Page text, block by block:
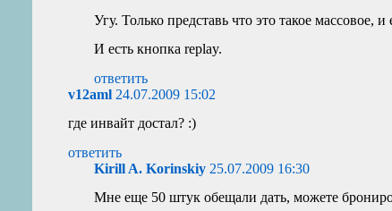
Угу. Только представь что это такое
И есть кнопка replay.
ответить
v12aml 24.07.2009 15:02
где инвайт достал? :)
ответить
Kirill A. Korinskiy 25.07.2009 16:30
Мне еще 50 штук обещали дать, можете